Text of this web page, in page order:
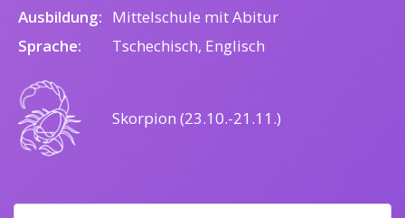
Ausbildung: Mittelschule mit Abitur
Sprache:
Tschechisch, Englisch
Skorpion (23.10.-21.11.)